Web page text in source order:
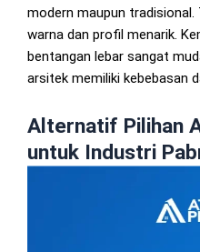
modern maupun tradisional.
warna dan profil menarik.
bentangan lebar sangat
arsitek memiliki kebebasan
Alternatif Pilihan
untuk Industri